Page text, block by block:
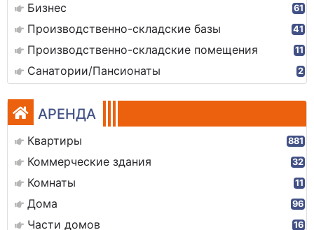
Бизнес 61
Производственно-складские базы 41
Производственно-складские помещения 11
Санатории/Пансионаты 2
АРЕНДА
Квартиры 881
Коммерческие здания 32
Комнаты 11
Дома 96
Части домов 16